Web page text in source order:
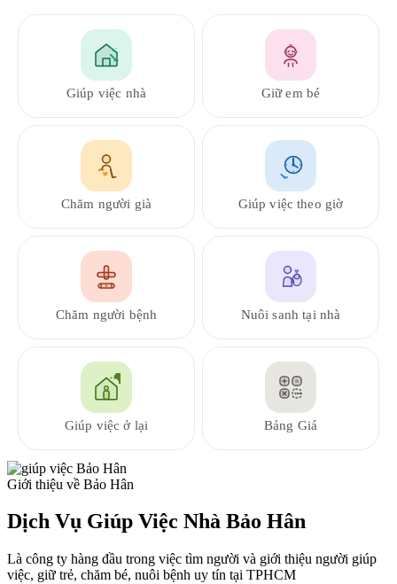
Giúp việc nhà Giữ em bé
Chăm người già Giúp việc theo giờ
Chăm người bệnh Nuôi sanh tại nhà
Giúp việc ở lại Bảng Giá
Giới thiệu về Bảo Hân
Dịch Vụ Giúp Việc Nhà Bảo Hân
Là công ty hàng đầu trong việc tìm người và giới thiệu người giúp
việc, giữ trẻ, chăm bé, nuôi bệnh uy tín tại TPHCM